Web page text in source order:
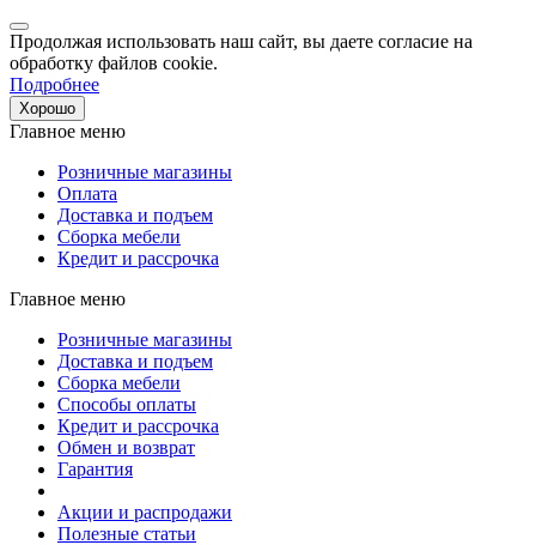
Продолжая использовать наш сайт, вы даете согласие на
обработку файлов cookie.
Подробнее
Хорошо
Главное меню
Розничные магазины
Оплата
Доставка и подъем
Сборка мебели
Кредит и рассрочка
Главное меню
Розничные магазины
Доставка и подъем
Сборка мебели
Способы оплаты
Кредит и рассрочка
Обмен и возврат
Гарантия
Акции и распродажи
Полезные статьи